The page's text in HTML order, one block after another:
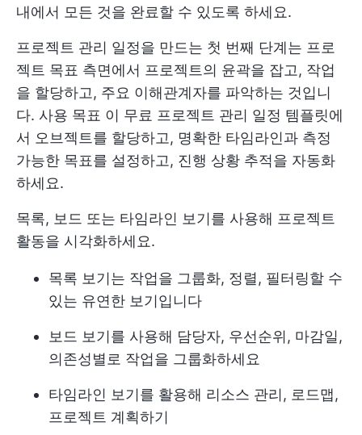
내에서 모든 것을 완료할 수 있도록 하세요.
프로젝트 관리 일정을 만드는 첫 번째 단계는 프로
젝트 목표 측면에서 프로젝트의 윤곽을 잡고, 작업
을 할당하고, 주요 이해관계자를 파악하는 것입니
다. 사용 목표 이 무료 프로젝트 관리 일정 템플릿에
서 오브젝트를 할당하고, 명확한 타임라인과 측정
가능한 목표를 설정하고, 진행 상황 추적을 자동화
하세요.
목록, 보드 또는 타임라인 보기를 사용해 프로젝트
활동을 시각화하세요.
목록 보기는 작업을 그룹화, 정렬, 필터링할 수
있는 유연한 보기입니다
보드 보기를 사용해 담당자, 우선순위, 마감일,
의존성별로 작업을 그룹화하세요
타임라인 보기를 활용해 리소스 관리, 로드맵,
프로젝트 계획하기